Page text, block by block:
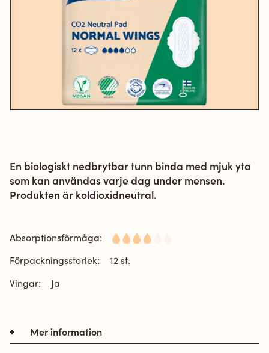
En biologiskt nedbrytbar tunn binda med mjuk yta
som kan användas varje dag under mensen.
Produkten är koldioxidneutral.
Absorptionsförmåga:
Förpackningsstorlek:
12 st.
Vingar:
Ja
Mer information